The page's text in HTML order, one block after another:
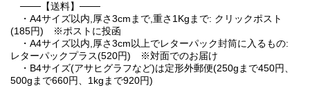
───【送料】───
・A4サイズ以内,厚さ3cmまで,重さ1Kgまで: クリックポスト
(185円) ※ポストに投函
・A4サイズ以内,厚さ3cm以上でレターパック封筒に入るもの:
レターパックプラス(520円) ※対面でのお届け
・B4サイズ(アサヒグラフなど)は定形外郵便(250gまで450円、
500gまで660円、1kgまで920円)